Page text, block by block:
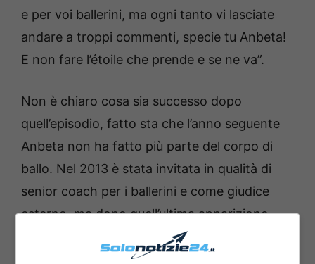
e per voi ballerini, ma ogni tanto vi lasciate
andare a troppi commenti, specie tu Anbeta!
E non fare l’étoile che prende e se ne va”.
Non è chiaro cosa sia successo dopo
quell’episodio, fatto sta che l’anno seguente
Anbeta non ha fatto più parte del corpo di
ballo. Nel 2013 è stata invitata in qualità di
senior coach per i ballerini e come giudice
esterno, ma dopo quell’ultima apparizione
televisiva di lei non si è saputo più nulla.